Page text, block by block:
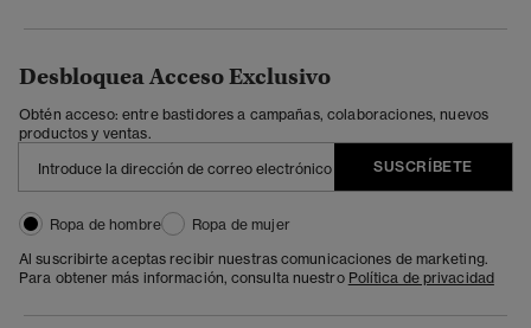
Desbloquea Acceso Exclusivo
Obtén acceso: entre bastidores a campañas, colaboraciones, nuevos
productos y ventas.
SUSCRÍBETE
Ropa de hombre
Ropa de mujer
Al suscribirte aceptas recibir nuestras comunicaciones de marketing.
Para obtener más información, consulta nuestro Política de privacidad